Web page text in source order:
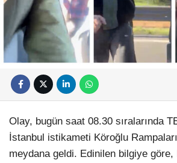
Olay, bugün saat 08.30 sıralarında
İstanbul istikameti Köroğlu
meydana geldi. Edinilen bilgiye göre,